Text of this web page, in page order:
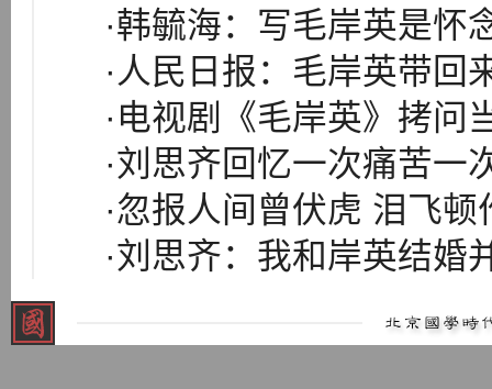
·韩毓海：写毛岸英是怀
·人民日报：毛岸英带回
·电视剧《毛岸英》拷问
·刘思齐回忆一次痛苦一
·忽报人间曾伏虎 泪飞顿
·刘思齐：我和岸英结婚